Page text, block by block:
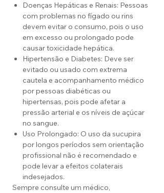
Doenças Hepáticas e Renais: Pessoas
com problemas no fígado ou rins
devem evitar o consumo, pois o uso
em excesso ou prolongado pode
causar toxicidade hepática.
Hipertensão e Diabetes: Deve ser
evitado ou usado com extrema
cautela e acompanhamento médico
por pessoas diabéticas ou
hipertensas, pois pode afetar a
pressão arterial e os níveis de açúcar
no sangue.
Uso Prolongado: O uso da sucupira
por longos períodos sem orientação
profissional não é recomendado e
pode levar a efeitos colaterais
indesejados.
Sempre consulte um médico,